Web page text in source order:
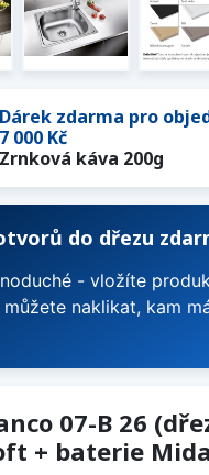
Dárek zdarma pro
7 000 Kč
Zrnková káva 200g
do dřezu
- vložíte
můžete naklikat, kam
07-B 26
+ baterie